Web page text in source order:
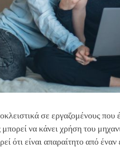
σε εργαζομένους
να κάνει χρήση του
ότι είναι απαραίτητο από